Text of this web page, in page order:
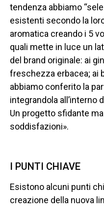
tendenza abbiamo
esistenti secondo la
aromatica creando i 5
quali mette in luce un
del brand originale: ai
freschezza erbacea; ai
abbiamo conferito la
integrandola all’interno
Un progetto sfidante
soddisfazioni».
I PUNTI CHIAVE
Esistono alcuni punti
creazione della nuova